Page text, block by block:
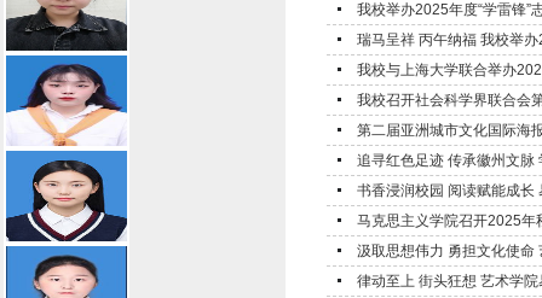
我校举办2025年度“学雷锋”
瑞马呈祥 丙午纳福 我校举
我校与上海大学联合举办
我校召开社会科学界联合会
第二届亚洲城市文化国际海
追寻红色足迹 传承徽州文脉
书香浸润校园 阅读赋能成长
马克思主义学院召开2025年
汲取思想伟力 勇担文化使命
律动至上 街头狂想 艺术学